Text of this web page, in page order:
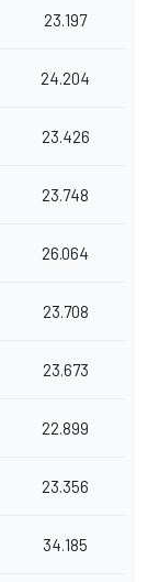
23.197
24.204
23.426
23.748
26.064
23.708
23.673
22.899
23.356
34.185